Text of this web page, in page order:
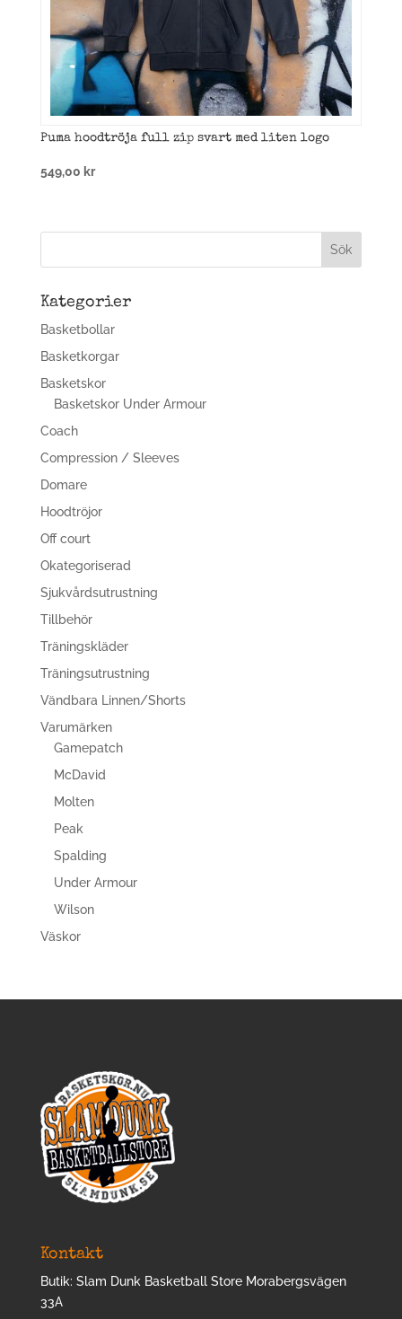
Puma hoodtröja full zip svart med liten logo
549,00 kr
Kategorier
Basketbollar
Basketkorgar
Basketskor
Basketskor Under Armour
Coach
Compression / Sleeves
Domare
Hoodtröjor
Off court
Okategoriserad
Sjukvårdsutrustning
Tillbehör
Träningskläder
Träningsutrustning
Vändbara Linnen/Shorts
Varumärken
Gamepatch
McDavid
Molten
Peak
Spalding
Under Armour
Wilson
Väskor
Kontakt
Butik: Slam Dunk Basketball Store Morabergsvägen
33A